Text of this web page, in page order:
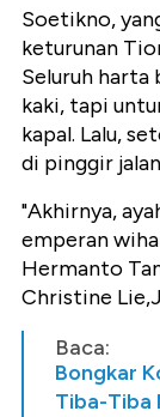
Soetikno,
keturunan
Seluruh harta
kaki, tapi
kapal. Lalu,
di pinggir
"Akhirnya,
emperan
Hermanto
Christine
Baca:
Bongkar
Tiba-Tiba